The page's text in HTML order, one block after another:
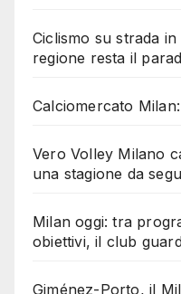
Ciclismo su strada
regione resta il
Calciomercato
Vero Volley Milano
una stagione da
Milan oggi: tra
obiettivi, il club
Giménez-Porto, il